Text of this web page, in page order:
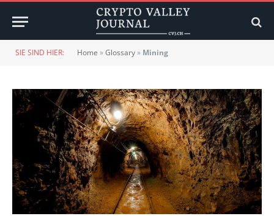
SIE SIND HIER: Home »Glossary» Mining